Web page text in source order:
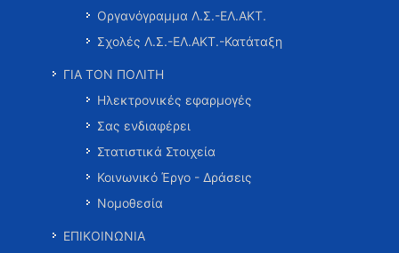
Οργανόγραμμα Λ.Σ.-ΕΛ.ΑΚΤ.
Σχολές Λ.Σ.-ΕΛ.ΑΚΤ.-Κατάταξη
ΓΙΑ ΤΟΝ ΠΟΛΙΤΗ
Ηλεκτρονικές εφαρμογές
Σας ενδιαφέρει
Στατιστικά Στοιχεία
Κοινωνικό Έργο - Δράσεις
Νομοθεσία
ΕΠΙΚΟΙΝΩΝΙΑ